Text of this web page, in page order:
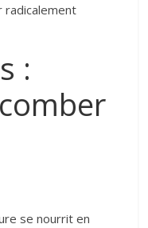
radicalement
:
se nourrit en